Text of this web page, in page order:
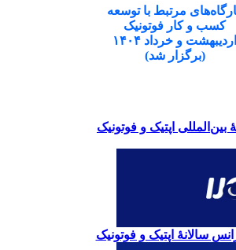
مرتبط با توسعه
کسب و کار فوتونیک
و خرداد ۱۴۰۴
(برگزار شد)
اپتیک و فوتونیک
سالانۀ اپتیک و فوتونیک